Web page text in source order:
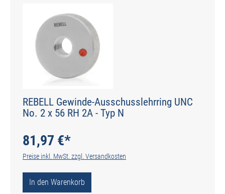
REBELL Gewinde-Ausschusslehrring UNC
No. 2 x 56 RH 2A - Typ N
81,97 €*
Preise inkl. MwSt. zzgl. Versandkosten
In den Warenkorb